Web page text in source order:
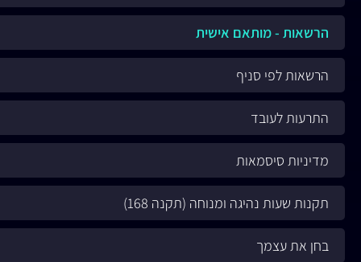
הרשאות - מותאם אישית
הרשאות לפי סניף
התרעות לעובד
מדיניות סיסמאות
תקנות שעות נהיגה ומנוחה (תקנה 168)
בחן את עצמך